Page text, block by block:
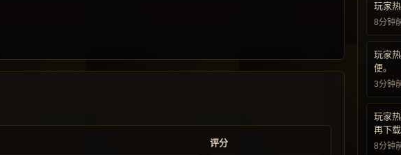
评分
玩家
8分钟
玩家
便。
3分钟
玩家
再下载
8分钟